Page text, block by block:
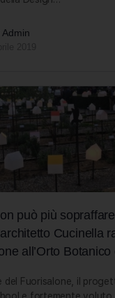
Admin
può più
Cucinella
all’Orto
del Fuorisalone, il